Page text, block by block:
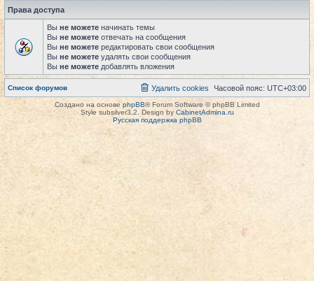
Права доступа
Вы не можете начинать темы
Вы не можете отвечать на сообщения
Вы не можете редактировать свои сообщения
Вы не можете удалять свои сообщения
Вы не можете добавлять вложения
Список форумов Часовой пояс: UTC+03:00
Удалить cookies
Создано на основеphpBB® Forum Software © phpBB Limited
Style subsilver3.2. Design by CabinetAdmina.ru
Русская поддержка phpBB